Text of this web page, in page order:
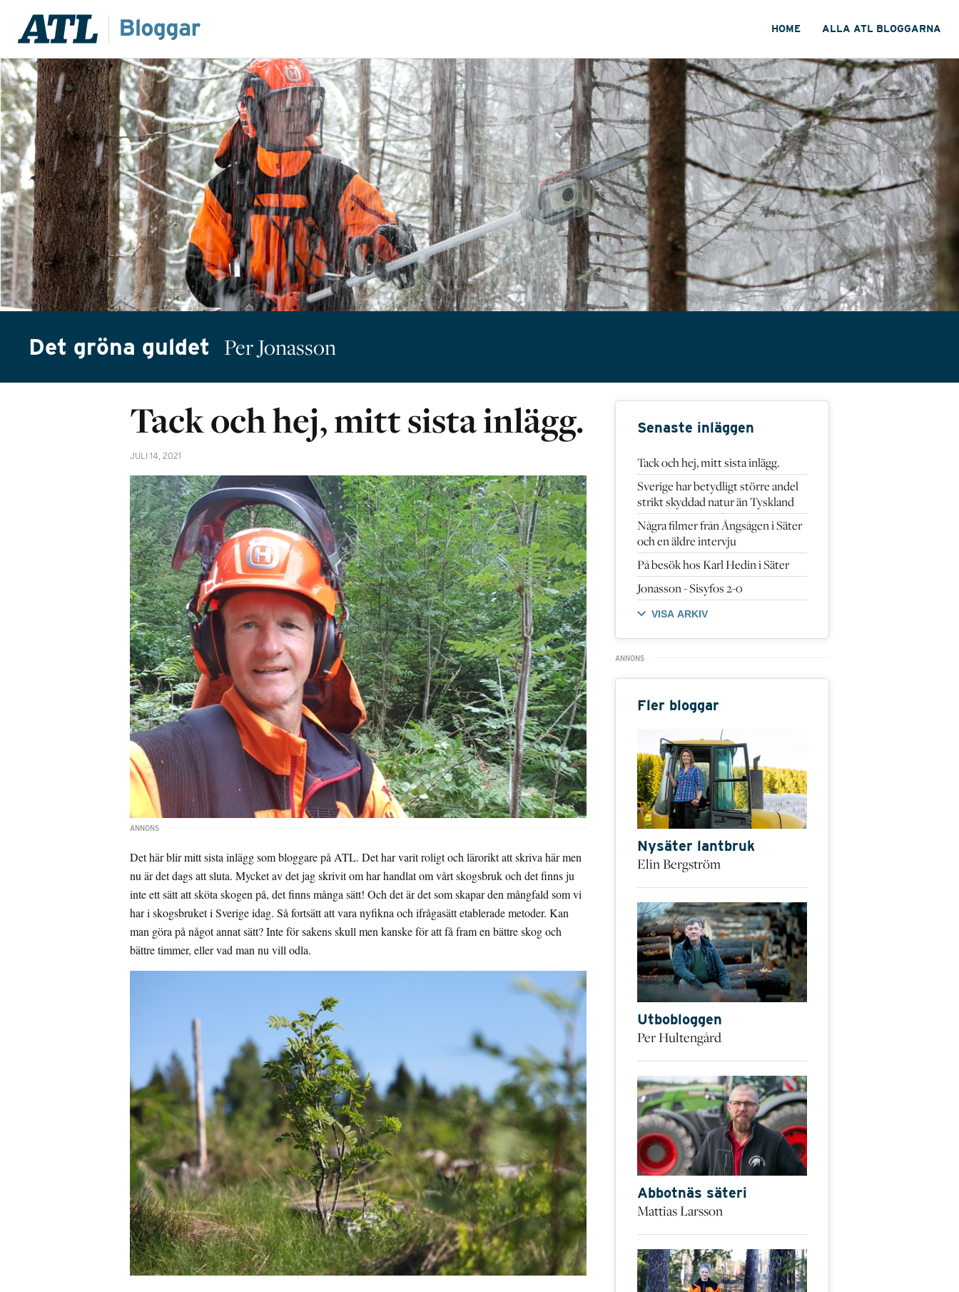
HOME ALLA ATL BLOGGARNA
Det gröna guldet Per Jonasson
Tack och hej, mitt sista inlägg.
JULI 14, 2021
Det här blir mitt sista inlägg som bloggare på ATL. Det har varit roligt och lärorikt att skriva här men
nu är det dags att sluta. Mycket av det jag skrivit om har handlat om vårt skogsbruk och det finns ju
inte ett sätt att sköta skogen på, det finns många sätt! Och det är det som skapar den mångfald som vi
har i skogsbruket i Sverige idag. Så fortsätt att vara nyfikna och ifrågasätt etablerade metoder. Kan
man göra på något annat sätt? Inte för sakens skull men kanske för att få fram en bättre skog och
bättre timmer, eller vad man nu vill odla.
Senaste inläggen
Tack och hej, mitt sista inlägg.
Sverige har betydligt större andel
strikt skyddad natur än Tyskland
Några filmer från Ångsågen i Säter
och en äldre intervju
På besök hos Karl Hedin i Säter
Jonasson - Sisyfos 2-0
VISA ARKIV
Fler bloggar
Nysäter lantbruk
Elin Bergström
Utbobloggen
Per Hultengård
Abbotnäs säteri
Mattias Larsson